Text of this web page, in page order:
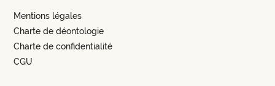
CGU
Charte de confidentialité
Charte de déontologie
Mentions légales